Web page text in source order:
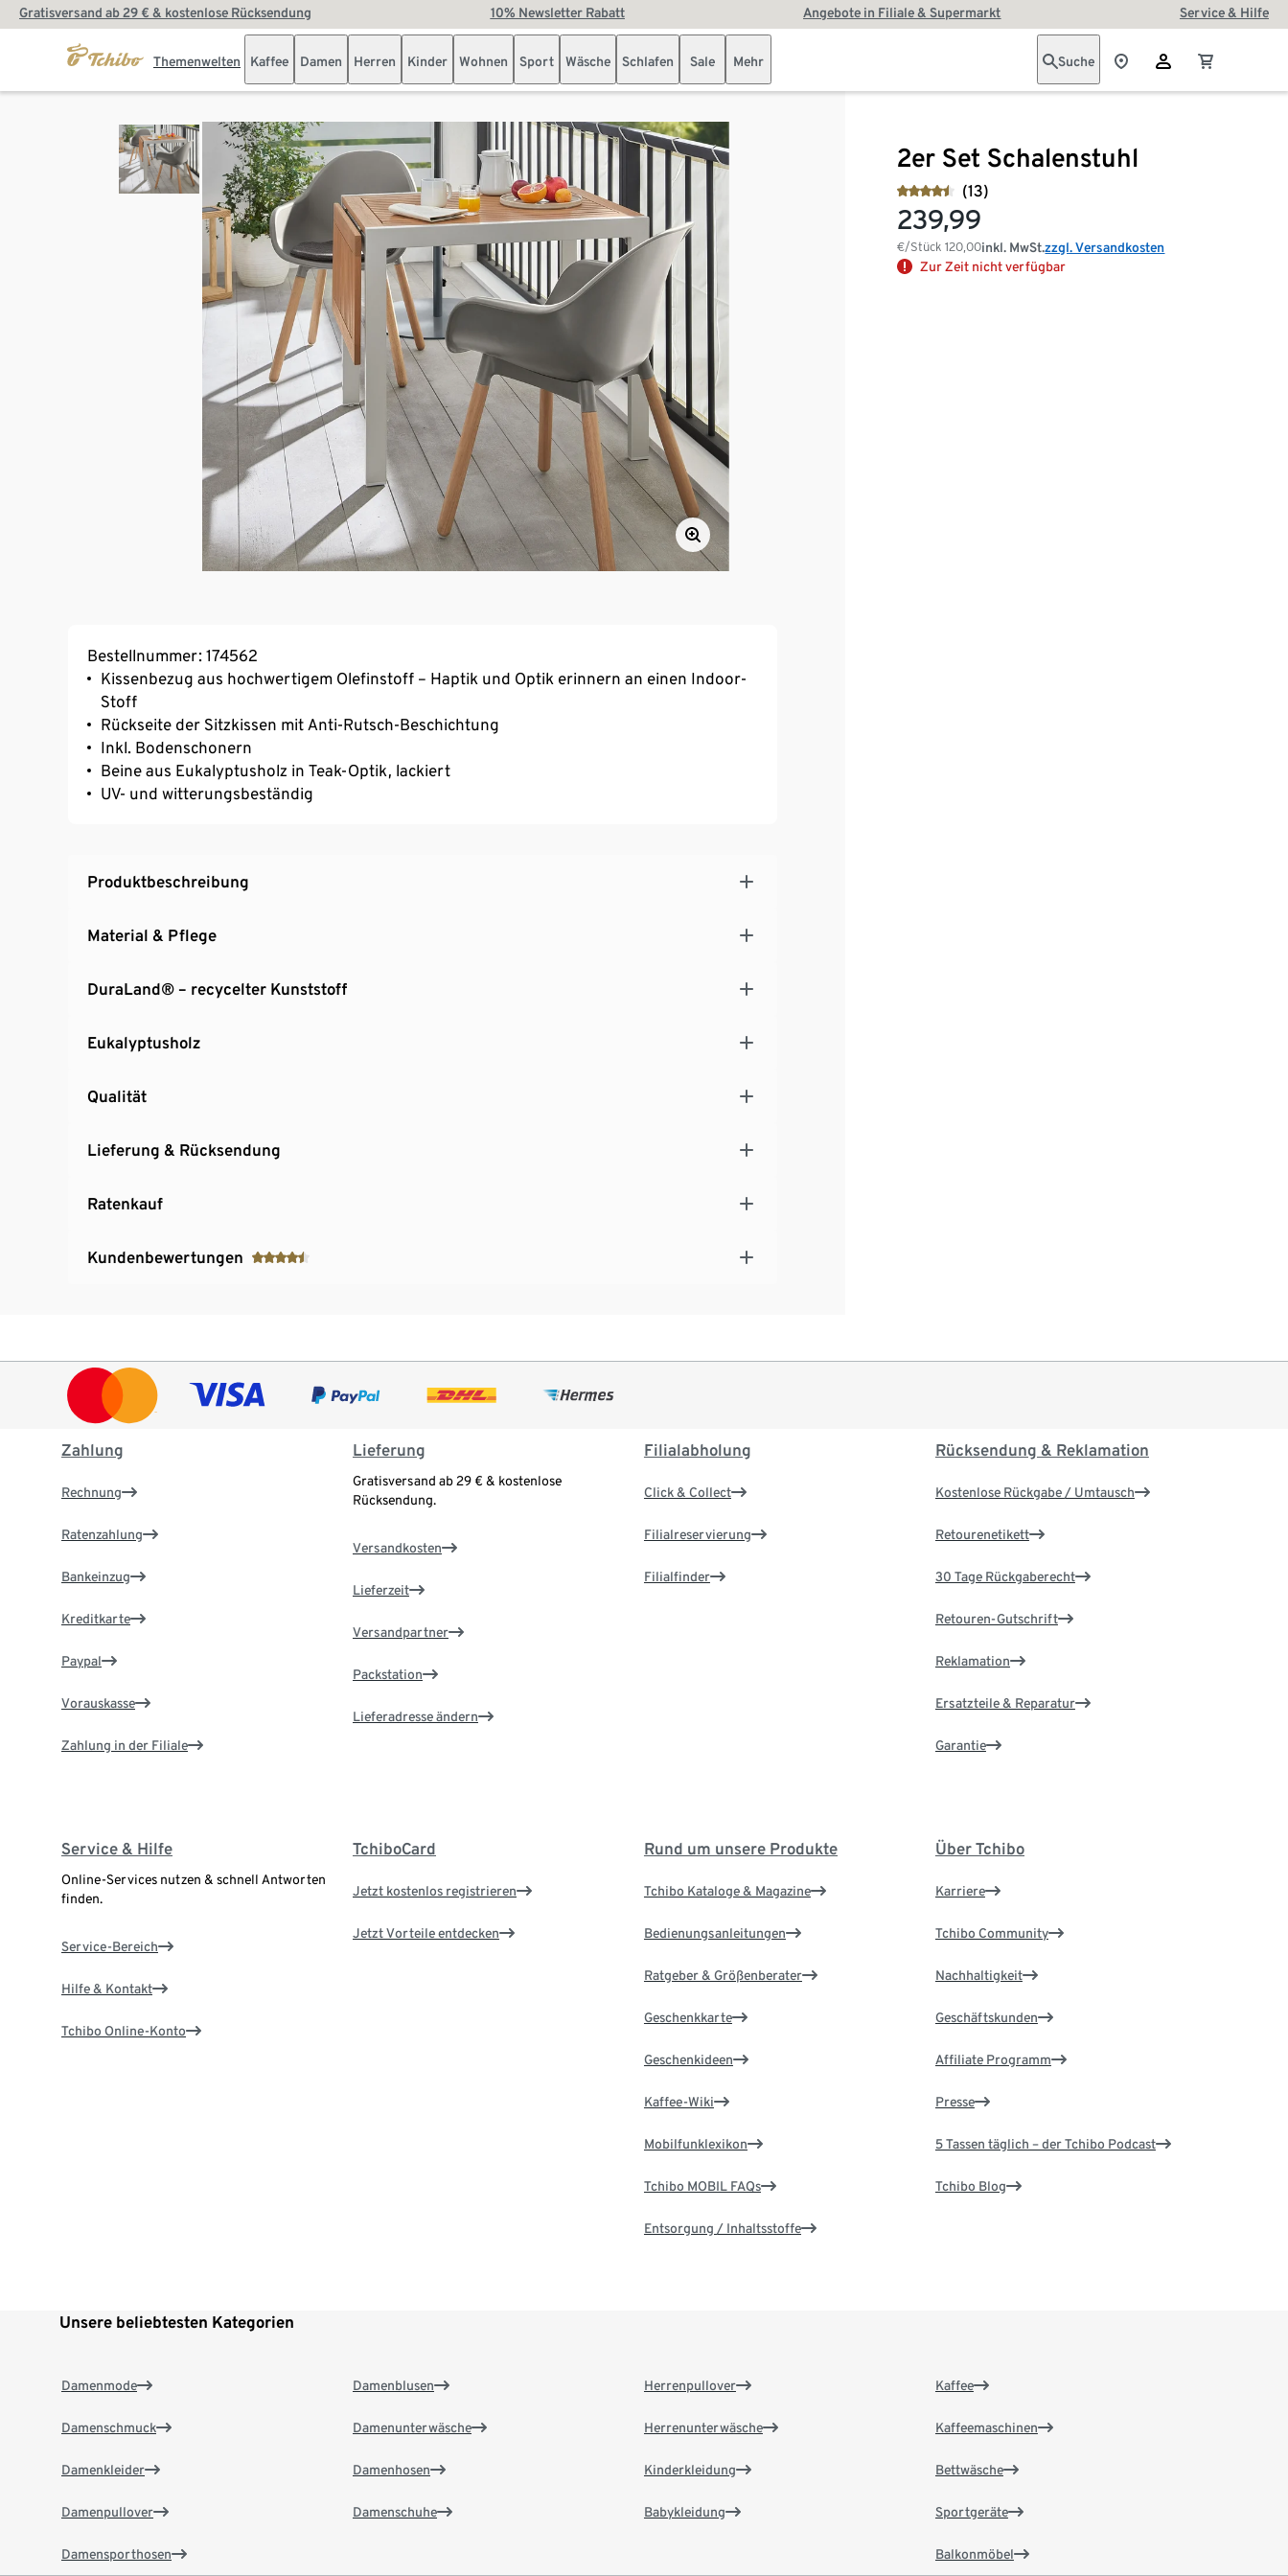
Gratisversand ab 29 € & kostenlose Rücksendung 10% Newsletter Rabatt Angebote in Filiale & Supermarkt Service & Hilfe
Themenwelten Kaffee Damen Herren Kinder Wohnen Sport Wäsche Schlafen Sale Mehr Suche
2er Set Schalenstuhl
(13)
239,99
€/Stück120,00inkl. MwSt.zzgl. Versandkosten
Zur Zeit nicht verfügbar
Bestellnummer: 174562
Kissenbezug aus hochwertigem Olefinstoff – Haptik und Optik erinnern an einen Indoor-
Stoff
Rückseite der Sitzkissen mit Anti-Rutsch-Beschichtung
Inkl. Bodenschonern
Beine aus Eukalyptusholz in Teak-Optik, lackiert
UV- und witterungsbeständig
Produktbeschreibung
Material & Pflege
DuraLand® – recycelter Kunststoff
Eukalyptusholz
Qualität
Lieferung & Rücksendung
Ratenkauf
Kundenbewertungen
Zahlung
Rechnung
Ratenzahlung
Bankeinzug
Kreditkarte
Paypal
Vorauskasse
Zahlung in der Filiale
Lieferung
Gratisversand ab 29 € & kostenlose
Rücksendung.
Versandkosten
Lieferzeit
Versandpartner
Packstation
Lieferadresse ändern
Filialabholung
Click & Collect
Filialreservierung
Filialfinder
Rücksendung & Reklamation
Kostenlose Rückgabe / Umtausch
Retourenetikett
30 Tage Rückgaberecht
Retouren-Gutschrift
Reklamation
Ersatzteile & Reparatur
Garantie
Service & Hilfe
Online-Services nutzen & schnell Antworten
finden.
Service-Bereich
Hilfe & Kontakt
Tchibo Online-Konto
TchiboCard
Jetzt kostenlos registrieren
Jetzt Vorteile entdecken
Rund um unsere Produkte
Tchibo Kataloge & Magazine
Bedienungsanleitungen
Ratgeber & Größenberater
Geschenkkarte
Geschenkideen
Kaffee-Wiki
Mobilfunklexikon
Tchibo MOBIL FAQs
Entsorgung / Inhaltsstoffe
Über Tchibo
Karriere
Tchibo Community
Nachhaltigkeit
Geschäftskunden
Affiliate Programm
Presse
5 Tassen täglich – der Tchibo Podcast
Tchibo Blog
Unsere beliebtesten Kategorien
Damenmode
Damenschmuck
Damenkleider
Damenpullover
Damensporthosen
Damenblusen
Damenunterwäsche
Damenhosen
Damenschuhe
Herrenpullover
Herrenunterwäsche
Kinderkleidung
Babykleidung
Kaffee
Kaffeemaschinen
Bettwäsche
Sportgeräte
Balkonmöbel